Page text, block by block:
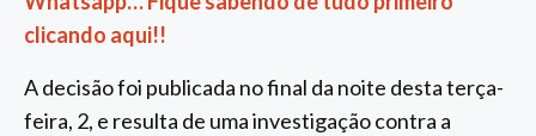
clicando aqui!!
A decisão foi publicada no final da noite desta terça-
feira, 2, e resulta de uma investigação contra a